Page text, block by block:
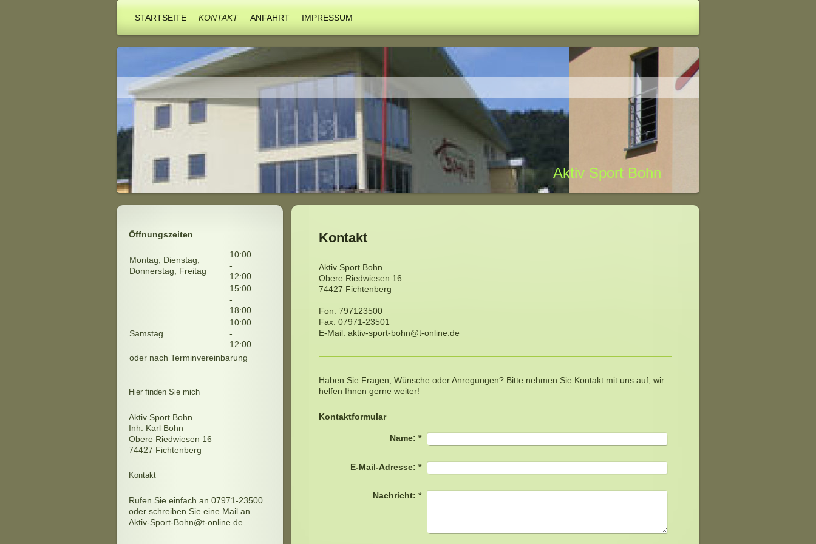
STARTSEITE KONTAKT ANFAHRT IMPRESSUM
Aktiv Sport Bohn
Kontakt
Aktiv Sport Bohn
Obere Riedwiesen 16
74427 Fichtenberg
Fon: 797123500
Fax: 07971-23501
E-Mail: aktiv-sport-bohn@t-online.de
Haben Sie Fragen, Wünsche oder Anregungen? Bitte nehmen Sie Kontakt mit uns auf, wir
helfen Ihnen gerne weiter!
Kontaktformular
Name: *
E-Mail-Adresse: *
Nachricht: *
Öffnungszeiten
Montag, Dienstag,
Donnerstag, Freitag
10:00
-
12:00
15:00
-
18:00
Samstag
10:00
-
12:00
oder nach Terminvereinbarung
Hier finden Sie mich
Aktiv Sport Bohn
Inh. Karl Bohn
Obere Riedwiesen 16
74427 Fichtenberg
Kontakt
Rufen Sie einfach an 07971-23500
oder schreiben Sie eine Mail an
Aktiv-Sport-Bohn@t-online.de